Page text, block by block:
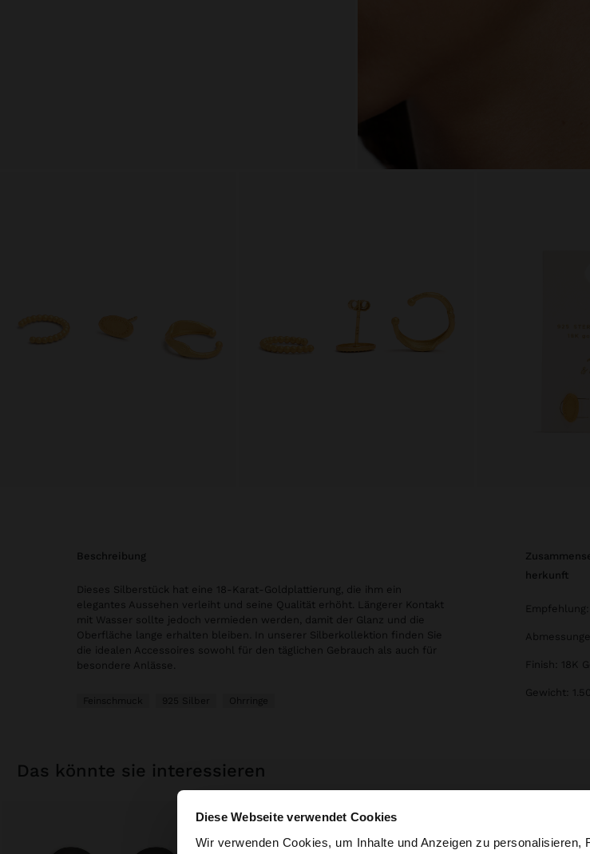
Diese Webseite verwendet Cookies
Wir verwenden Cookies, um Inhalte und Anzeigen zu
hallo
beschreibung
Dieses Silberstück hat eine 18-Karat-Goldplattierung, die ihm ein
elegantes Aussehen verleiht und seine Qualität erhöht. Längerer Kontakt
mit Wasser sollte jedoch vermieden werden, damit der Glanz und die
Oberfläche lange erhalten bleiben. In unserer Silberkollektion finden Sie
die idealen Accessoires sowohl für den täglichen Gebrauch als auch für
besondere Anlässe.
Feinschmuck 925 Silber Ohrringe
zusammensetzung, pflege &
herkunft
Finish: 18K
Gewicht:
das könnte sie interessieren